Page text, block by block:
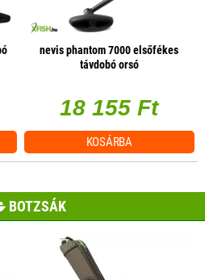
nevis phantom 7000 elsőfékes
távdobó orsó
18 155 Ft
KOSÁRBA
BOTZSÁK